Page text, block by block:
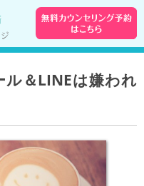
ル＆LINEは嫌われ